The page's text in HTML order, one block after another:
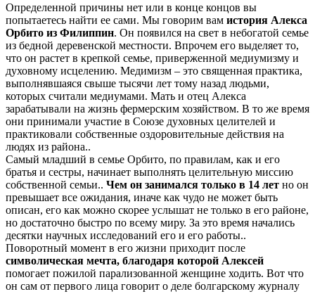
Определенной причины нет или в конце концов вы
попытаетесь найти ее сами. Мы говорим вам история Алекса
Орбито из Филиппин. Он появился на свет в небогатой семье
из бедной деревенской местности. Впрочем его выделяет то,
что он растет в крепкой семье, приверженной медиумизму и
духовному исцелению. Медимизм – это священная практика,
выполнявшаяся свыше тысячи лет тому назад людьми,
которых считали медиумами. Мать и отец Алекса
зарабатывали на жизнь фермерским хозяйством. В то же время
они принимали участие в Союзе духовных целителей и
практиковали собственные оздоровительные действия на
людях из района..
Самый младший в семье Орбито, по правилам, как и его
братья и сестры, начинает выполнять целительную миссию
собственной семьи.. Чем он занимался только в 14 лет но он
превышает все ожидания, иначе как чудо не может быть
описан, его как можно скорее услышат не только в его районе,
но достаточно быстро по всему миру. За это время начались
десятки научных исследований его и его работы..
Поворотный момент в его жизни приходит после
символическая мечта, благодаря которой Алексей
помогает пожилой парализованной женщине ходить. Вот что
он сам от первого лица говорит о деле болгарскому журналу